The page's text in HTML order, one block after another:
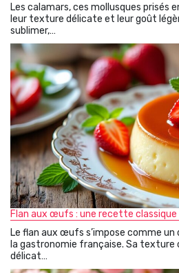
Les calamars, ces mollusques prisés
leur texture délicate et leur goût
sublimer,…
Flan aux œufs : une recette
Le flan aux œufs s’impose comme
la gastronomie française. Sa
délicat…